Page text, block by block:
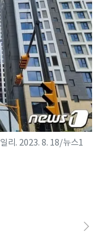
리. 2023. 8. 18/뉴스1